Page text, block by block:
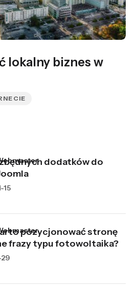
lokalny biznes w
dodatków do
15
pozycjonować stronę
frazy typu fotowoltaika?
29